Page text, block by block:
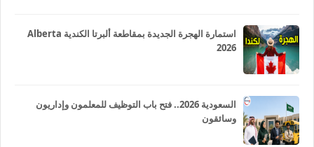
استمارة الهجرة الجديدة بمقاطعة ألبرتا الكندية Alberta
2026
السعودية 2026.. فتح باب التوظيف للمعلمون وإداريون
وسائقون